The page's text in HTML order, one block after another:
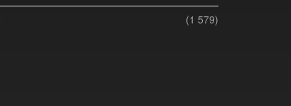
(1 579)